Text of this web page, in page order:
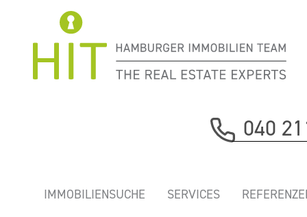
040
IMMOBILIENSUCHE SERVICES
CHARMANTE